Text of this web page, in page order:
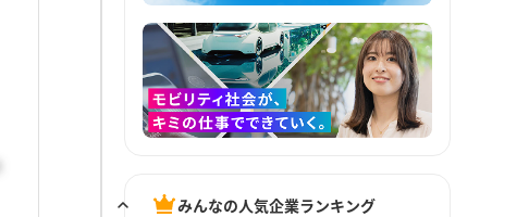
みんなの人気企業ランキング